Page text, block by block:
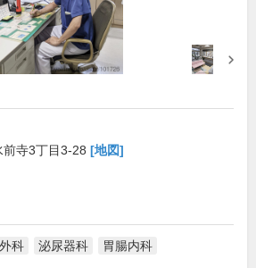
寺3丁目3-28 [地図]
外科 泌尿器科 胃腸内科